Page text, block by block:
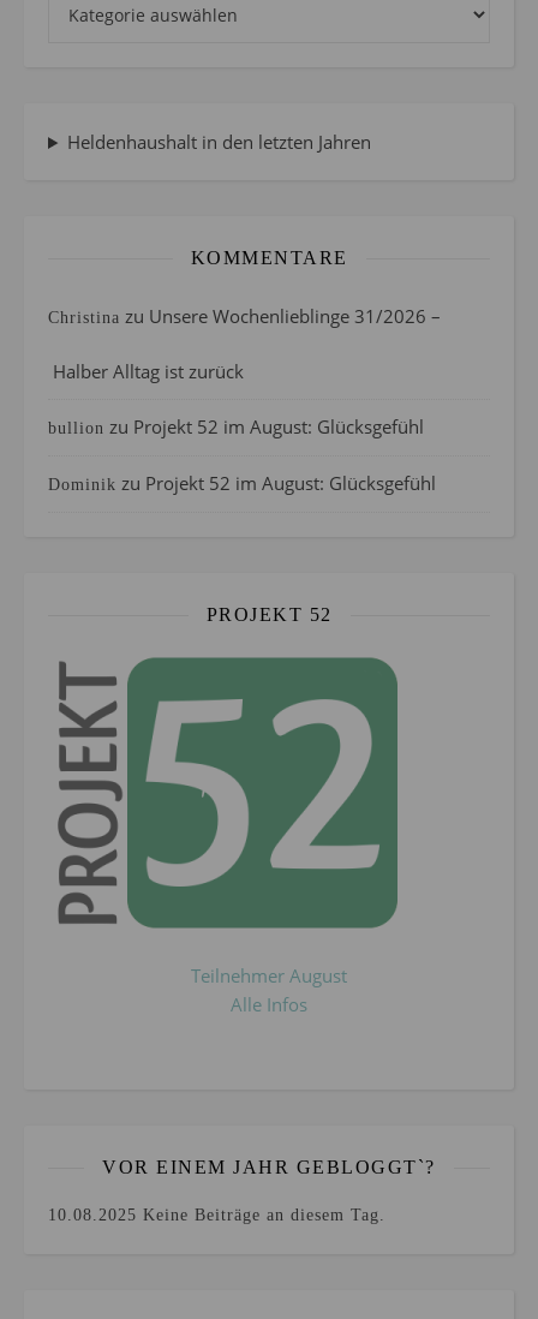
Heldenhaushalt in den letzten Jahren
KOMMENTARE
Christina zu Unsere Wochenlieblinge 31/2026 –
Halber Alltag ist zurück
bullion zu Projekt 52 im August: Glücksgefühl
Dominik zu Projekt 52 im August: Glücksgefühl
PROJEKT 52
Teilnehmer August
Alle Infos
VOR EINEM JAHR GEBLOGGT`?
10.08.2025 Keine Beiträge an diesem Tag.